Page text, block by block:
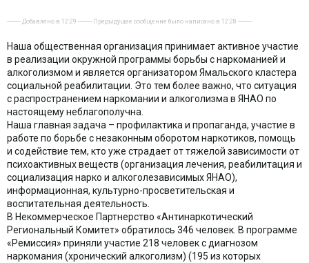
---------- Добавлено в 12:29 ---------- Предыдущее сообщение было написано в 12:28 ----------
Наша общественная организация принимает активное участие
в реализации окружной программы борьбы с наркоманией и
алкоголизмом и является организатором Ямальского кластера
социальной реабилитации. Это тем более важно, что ситуация
с распространением наркомании и алкоголизма в ЯНАО по
настоящему неблагополучна.
Наша главная задача – профилактика и пропаганда, участие в
работе по борьбе с незаконным оборотом наркотиков, помощь
и содействие тем, кто уже страдает от тяжелой зависимости от
психоактивных веществ (организация лечения, реабилитация и
социализация нарко и алкоголезависимых ЯНАО),
информационная, культурно-просветительская и
воспитательная деятельность.
В Некоммерческое Партнерство «Антинаркотический
Региональный Комитет» обратилось 346 человек. В программе
«Ремиссия» приняли участие 218 человек с диагнозом
наркомания (хронический алкоголизм) (195 из которых